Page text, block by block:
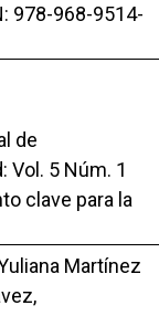
978-968-9514-
de
Vol. 5 Núm. 1
clave para la
Martínez